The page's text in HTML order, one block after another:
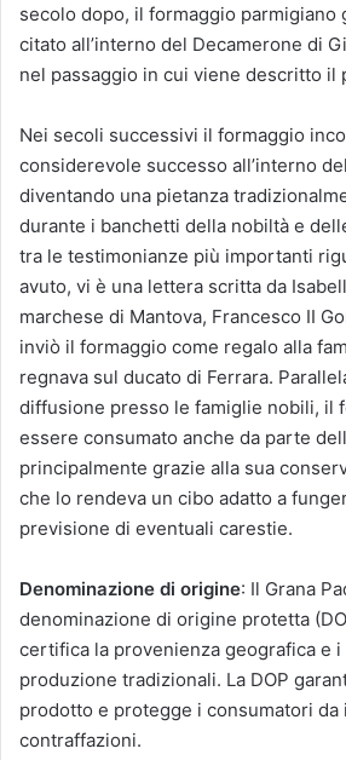
secolo dopo, il formaggio parmigiano
citato all’interno del Decamerone di
nel passaggio in cui viene descritto il
Nei secoli successivi il formaggio
considerevole successo all’interno
diventando una pietanza
durante i banchetti della nobiltà e
tra le testimonianze più importanti
avuto, vi è una lettera scritta da
marchese di Mantova, Francesco II
inviò il formaggio come regalo alla
regnava sul ducato di Ferrara.
diffusione presso le famiglie nobili, il
essere consumato anche da parte
principalmente grazie alla sua
che lo rendeva un cibo adatto a
previsione di eventuali carestie.
Denominazione di origine: Il Grana
denominazione di origine protetta
certifica la provenienza geografica e i
produzione tradizionali. La DOP
prodotto e protegge i consumatori da
contraffazioni.